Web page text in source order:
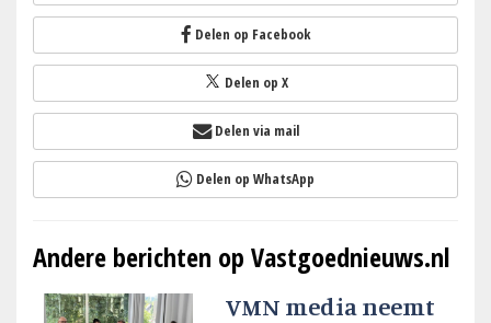
Delen op Facebook
Delen op X
Delen via mail
Delen op WhatsApp
Andere berichten op Vastgoednieuws.nl
VMN media neemt